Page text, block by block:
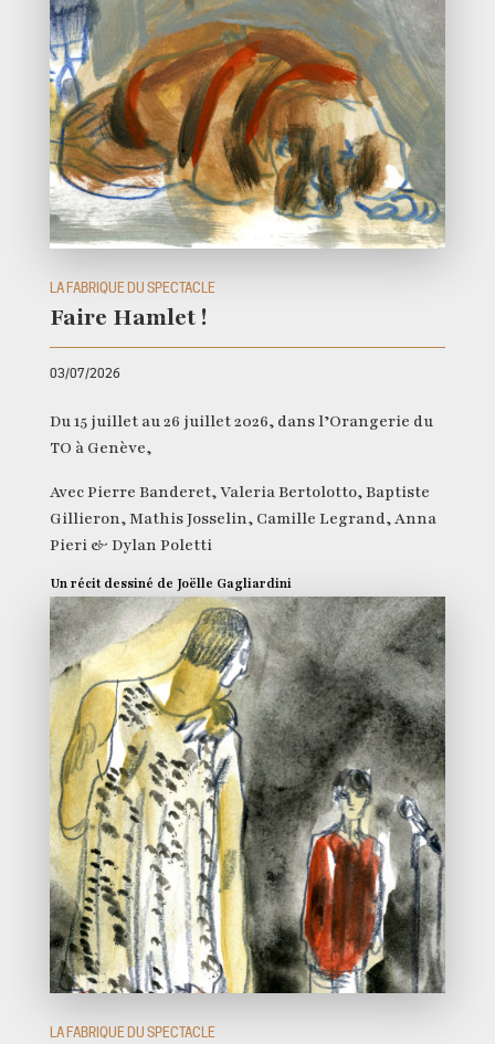
LA FABRIQUE DU SPECTACLE
Faire Hamlet !
03/07/2026
Du 15 juillet au 26 juillet 2026, dans l’Orangerie du
TO à Genève,
Avec Pierre Banderet, Valeria Bertolotto, Baptiste
Gillieron, Mathis Josselin, Camille Legrand, Anna
Pieri & Dylan Poletti
Un récit dessiné de Joëlle Gagliardini
LA FABRIQUE DU SPECTACLE